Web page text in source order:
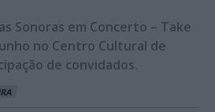
Sonoras em Concerto – Take
no Centro Cultural de
de convidados.